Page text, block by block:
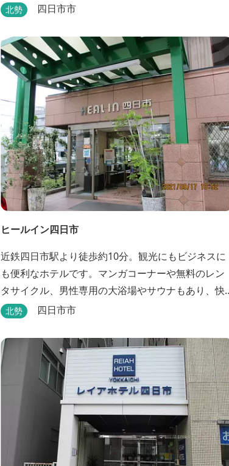
すすめです。
北勢 四日市市
ヒールイン四日市
近鉄四日市駅より徒歩約10分。観光にもビジネスに
も便利なホテルです。マンガコーナーや無料のレン
タサイクル、男性専用の大浴場やサウナもあり、快
適に過ごすことができます。
北勢 四日市市